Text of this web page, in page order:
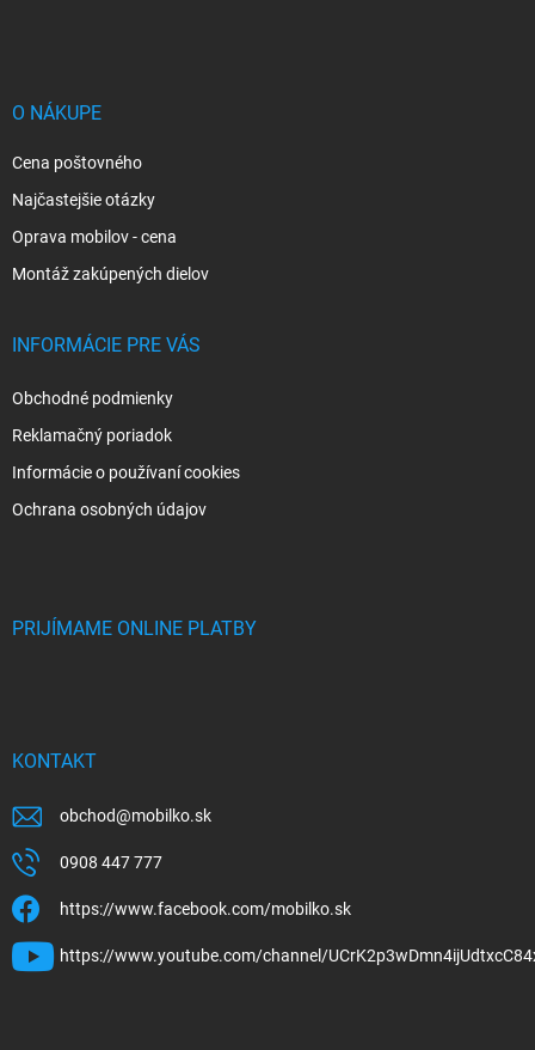
O NÁKUPE
Cena poštovného
Najčastejšie otázky
Oprava mobilov - cena
Montáž zakúpených dielov
INFORMÁCIE PRE VÁS
Obchodné podmienky
Reklamačný poriadok
Informácie o používaní cookies
Ochrana osobných údajov
PRIJÍMAME ONLINE PLATBY
KONTAKT
obchod@mobilko.sk
0908 447 777
https://www.facebook.com/mobilko.sk
https://www.youtube.com/channel/